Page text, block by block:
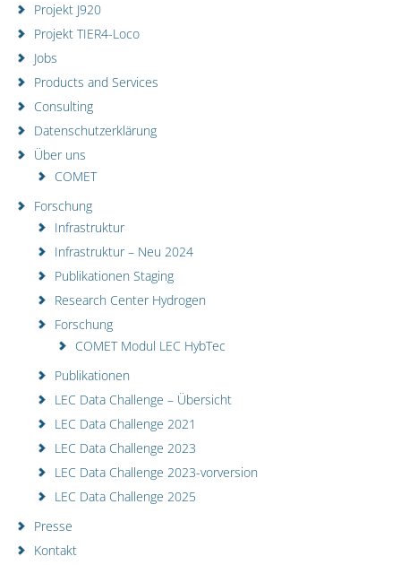
Projekt J920
Projekt TIER4-Loco
Jobs
Products and Services
Consulting
Datenschutzerklärung
Über uns
COMET
Forschung
Infrastruktur
Infrastruktur – Neu 2024
Publikationen Staging
Research Center Hydrogen
Forschung
COMET Modul LEC HybTec
Publikationen
LEC Data Challenge – Übersicht
LEC Data Challenge 2021
LEC Data Challenge 2023
LEC Data Challenge 2023-vorversion
LEC Data Challenge 2025
Presse
Kontakt